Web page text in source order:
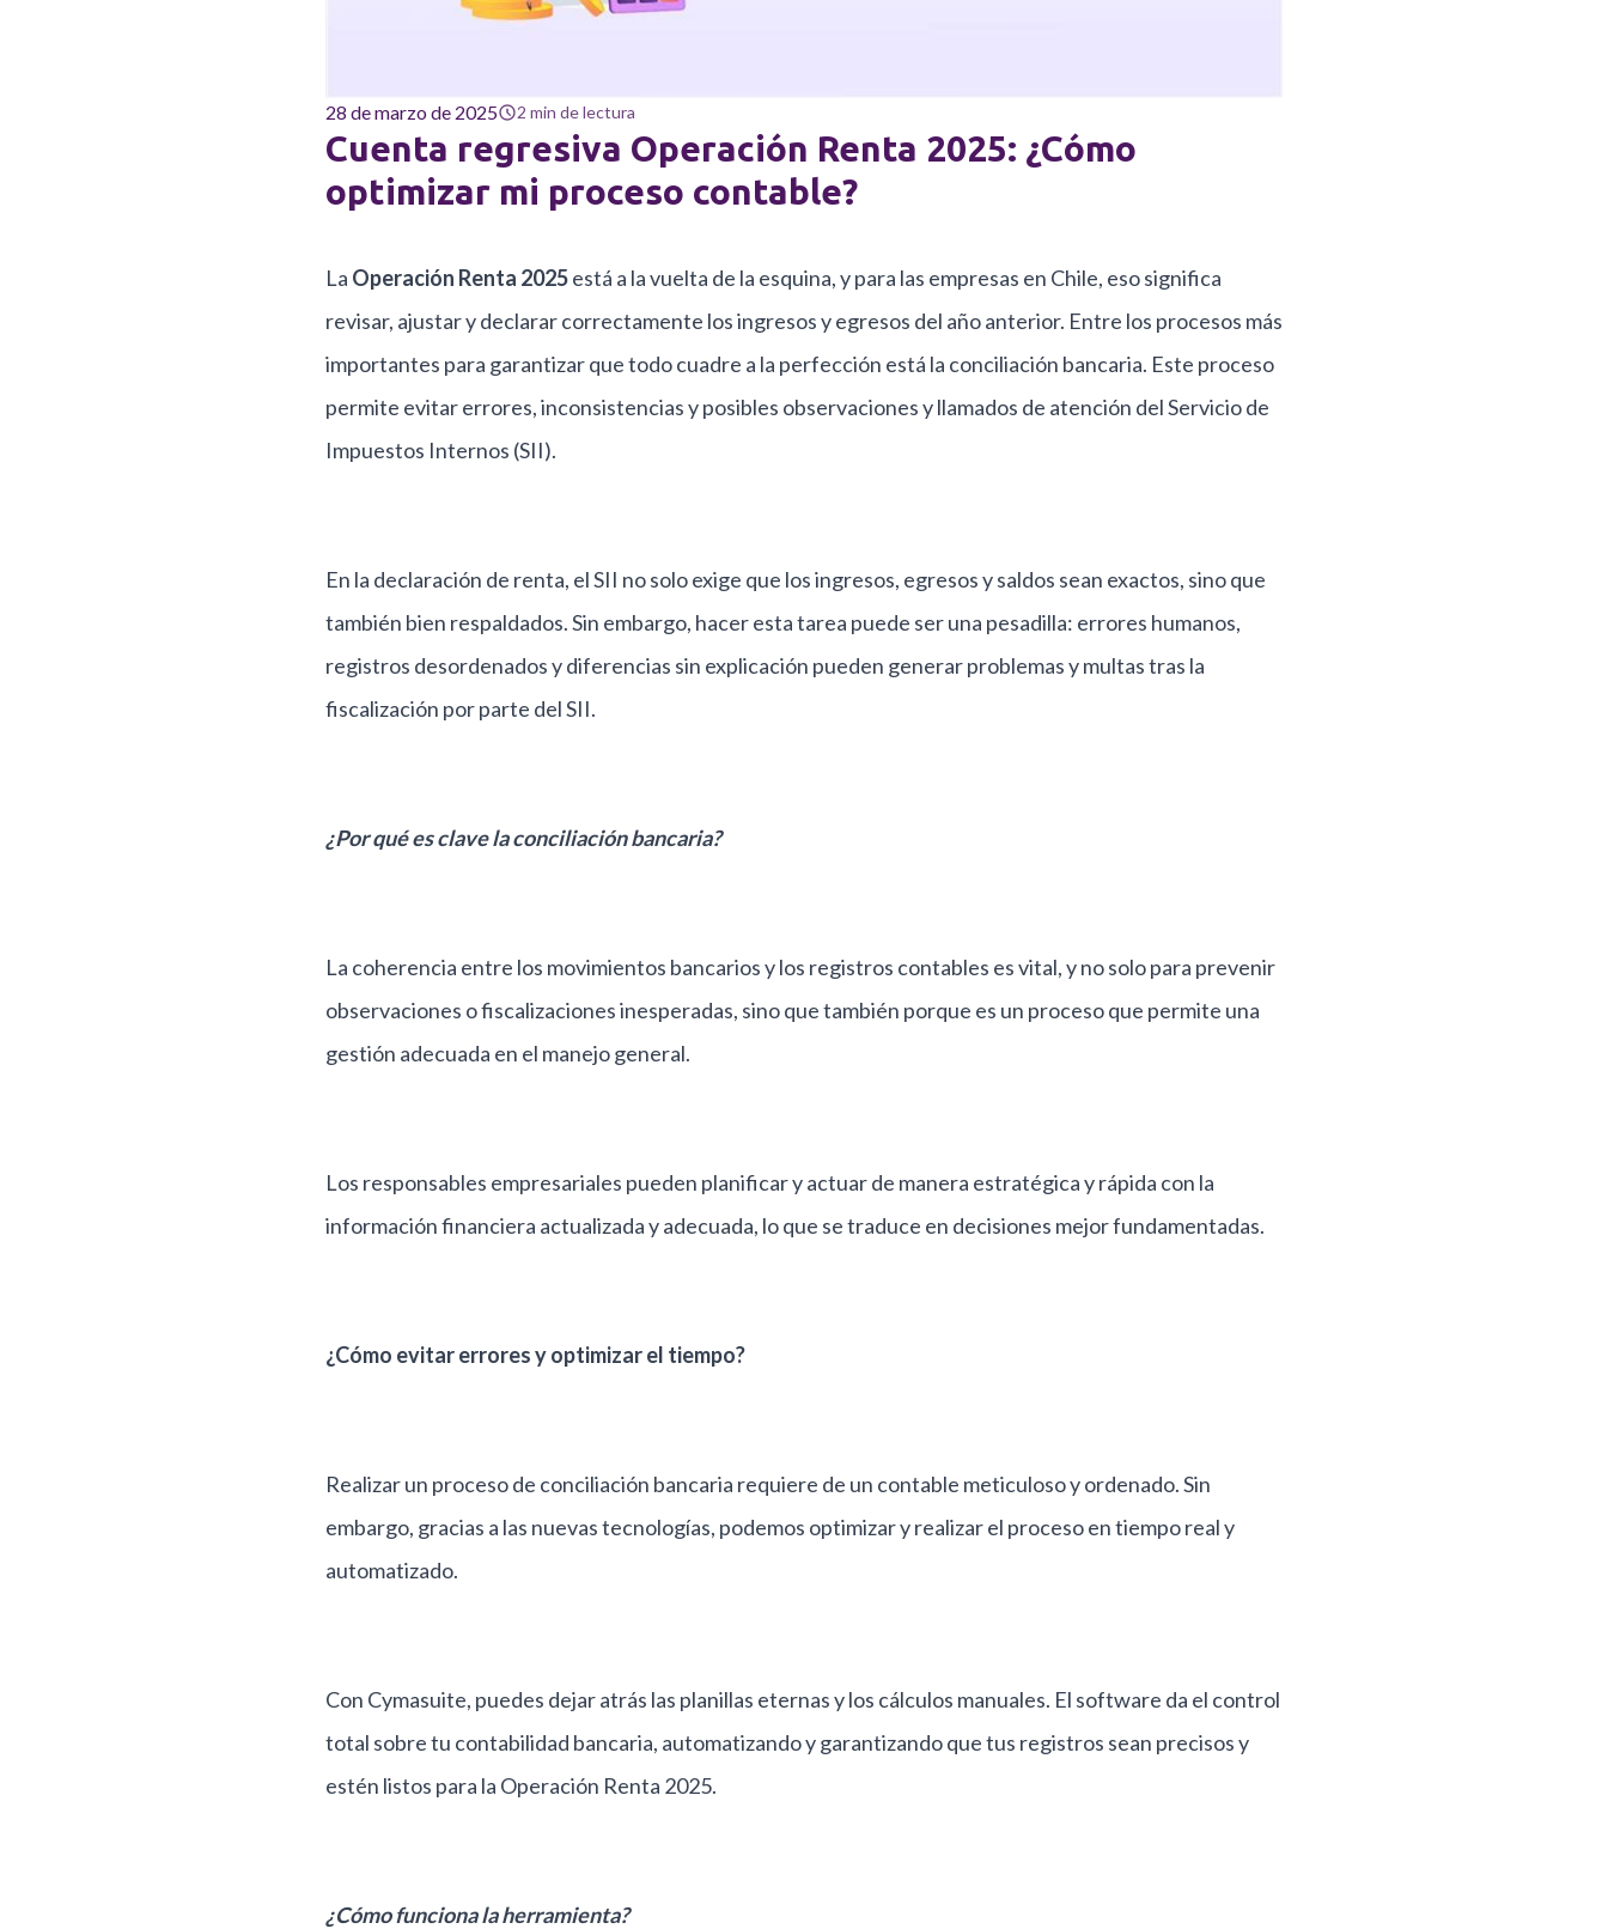
28 de marzo de 2025 2 min de lectura
Cuenta regresiva Operación Renta 2025: ¿Cómo
optimizar mi proceso contable?
La Operación Renta 2025está a la vuelta de la esquina, y para las empresas en Chile, eso significa
revisar, ajustar y declarar correctamente los ingresos y egresos del año anterior. Entre los procesos más
importantes para garantizar que todo cuadre a la perfección está la conciliación bancaria. Este proceso
permite evitar errores, inconsistencias y posibles observaciones y llamados de atención del Servicio de
Impuestos Internos (SII).
En la declaración de renta, el SII no solo exige que los ingresos, egresos y saldos sean exactos, sino que
también bien respaldados. Sin embargo, hacer esta tarea puede ser una pesadilla: errores humanos,
registros desordenados y diferencias sin explicación pueden generar problemas y multas tras la
fiscalización por parte del SII.
¿Por qué es clave la conciliación bancaria?
La coherencia entre los movimientos bancarios y los registros contables es vital, y no solo para prevenir
observaciones o fiscalizaciones inesperadas, sino que también porque es un proceso que permite una
gestión adecuada en el manejo general.
Los responsables empresariales pueden planificar y actuar de manera estratégica y rápida con la
información financiera actualizada y adecuada, lo que se traduce en decisiones mejor fundamentadas.
¿Cómo evitar errores y optimizar el tiempo?
Realizar un proceso de conciliación bancaria requiere de un contable meticuloso y ordenado. Sin
embargo, gracias a las nuevas tecnologías, podemos optimizar y realizar el proceso en tiempo real y
automatizado.
Con Cymasuite, puedes dejar atrás las planillas eternas y los cálculos manuales. El software da el control
total sobre tu contabilidad bancaria, automatizando y garantizando que tus registros sean precisos y
estén listos para la Operación Renta 2025.
¿Cómo funciona la herramienta?